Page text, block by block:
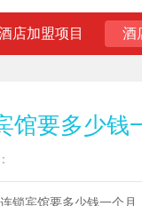
店加盟项目 酒
馆要多少钱